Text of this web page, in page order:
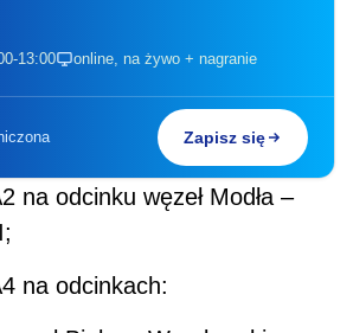
13:00 online, na żywo + nagranie
Zapisz się
na odcinku węzeł Modła –
na odcinkach: